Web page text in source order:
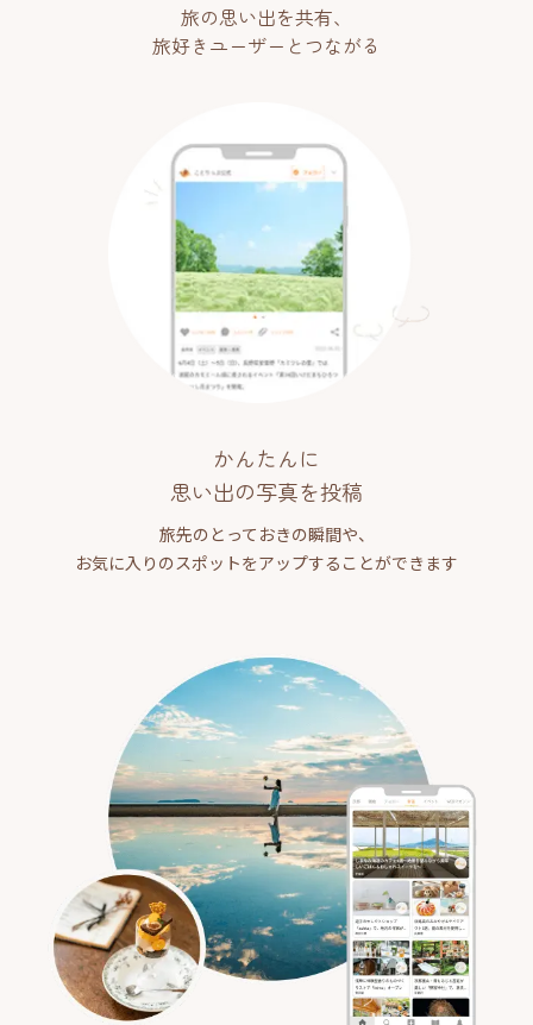
旅の思い出を共有、
旅好きユーザーとつながる
かんたんに
思い出の写真を投稿
旅先のとっておきの瞬間や、
お気に入りのスポットをアップすることができます